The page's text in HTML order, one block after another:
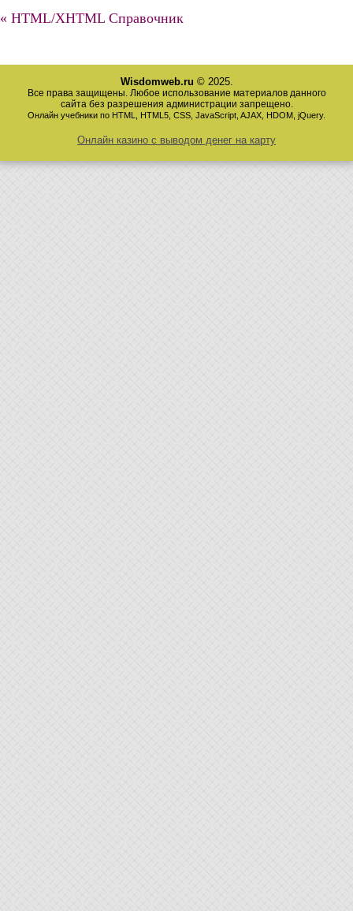
« HTML/XHTML Справочник
Wisdomweb.ru © 2025.
Все права защищены. Любое использование материалов данного
сайта без разрешения администрации запрещено.
Онлайн учебники по HTML, HTML5, CSS, JavaScript, AJAX, HDOM, jQuery.
Онлайн казино с выводом денег на карту